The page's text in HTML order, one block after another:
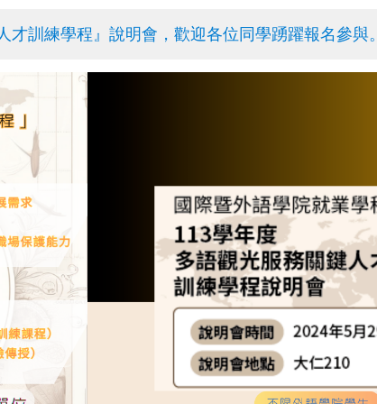
訓練學程』說明會，歡迎各位同學踴躍報名參與。